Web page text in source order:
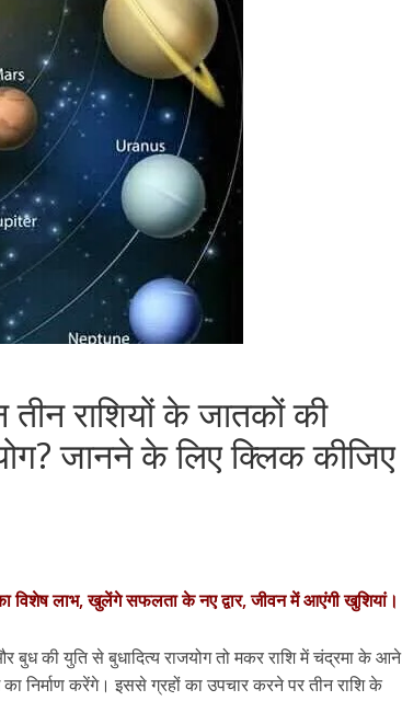
राशियों के जातकों की
जानने के लिए क्लिक कीजिए
विशेष लाभ, खुलेंगे सफलता के नए द्वार, जीवन में आएंगी खुशियां।
बुध की युति से बुधादित्य राजयोग तो मकर राशि में चंद्रमा के आने
निर्माण करेंगे। इससे ग्रहों का उपचार करने पर तीन राशि के